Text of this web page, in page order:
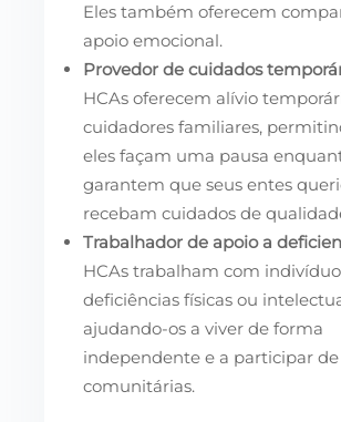
Eles também oferecem
apoio emocional.
Provedor de cuidados
HCAs oferecem alívio
cuidadores familiares,
eles façam uma pausa
garantem que seus entes
recebam cuidados de
Trabalhador de apoio a
HCAs trabalham com
deficiências físicas ou
ajudando-os a viver de forma
independente e a participar
comunitárias.